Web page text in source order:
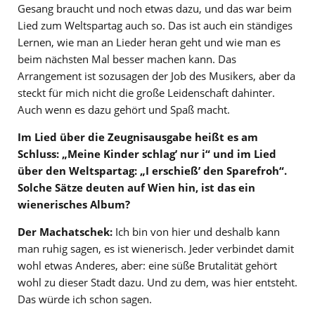
Gesang braucht und noch etwas dazu, und das war beim
Lied zum Weltspartag auch so. Das ist auch ein ständiges
Lernen, wie man an Lieder heran geht und wie man es
beim nächsten Mal besser machen kann. Das
Arrangement ist sozusagen der Job des Musikers, aber da
steckt für mich nicht die große Leidenschaft dahinter.
Auch wenn es dazu gehört und Spaß macht.
Im Lied über die Zeugnisausgabe heißt es am
Schluss: „Meine Kinder schlag’ nur i“ und im Lied
über den Weltspartag: „I erschieß’ den Sparefroh“.
Solche Sätze deuten auf Wien hin, ist das ein
wienerisches Album?
Der Machatschek: Ich bin von hier und deshalb kann
man ruhig sagen, es ist wienerisch. Jeder verbindet damit
wohl etwas Anderes, aber: eine süße Brutalität gehört
wohl zu dieser Stadt dazu. Und zu dem, was hier entsteht.
Das würde ich schon sagen.